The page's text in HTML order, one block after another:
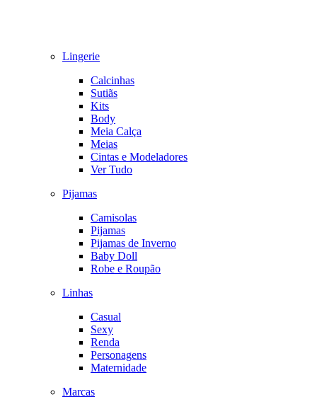
Lingerie
Calcinhas
Sutiãs
Kits
Body
Meia Calça
Meias
Cintas e Modeladores
Ver Tudo
Pijamas
Camisolas
Pijamas
Pijamas de Inverno
Baby Doll
Robe e Roupão
Linhas
Casual
Sexy
Renda
Personagens
Maternidade
Marcas